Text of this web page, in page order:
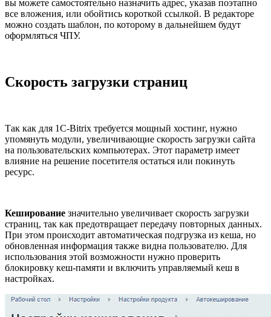
вы можете самостоятельно назначить адрес, указав поэтапно
все вложения, или обойтись короткой ссылкой. В редакторе
можно создать шаблон, по которому в дальнейшем будут
оформляться ЧПУ.
Скорость загрузки страниц
Так как для 1С-Bitrix требуется мощный хостинг, нужно
упомянуть модули, увеличивающие скорость загрузки сайта
на пользовательских компьютерах. Этот параметр имеет
влияние на решение посетителя остаться или покинуть
ресурс.
Кеширование значительно увеличивает скорость загрузки
страниц, так как предотвращает передачу повторных данных.
При этом происходит автоматическая подгрузка из кеша, но
обновленная информация также видна пользователю. Для
использования этой возможности нужно проверить
блокировку кеш-памяти и включить управляемый кеш в
настройках.